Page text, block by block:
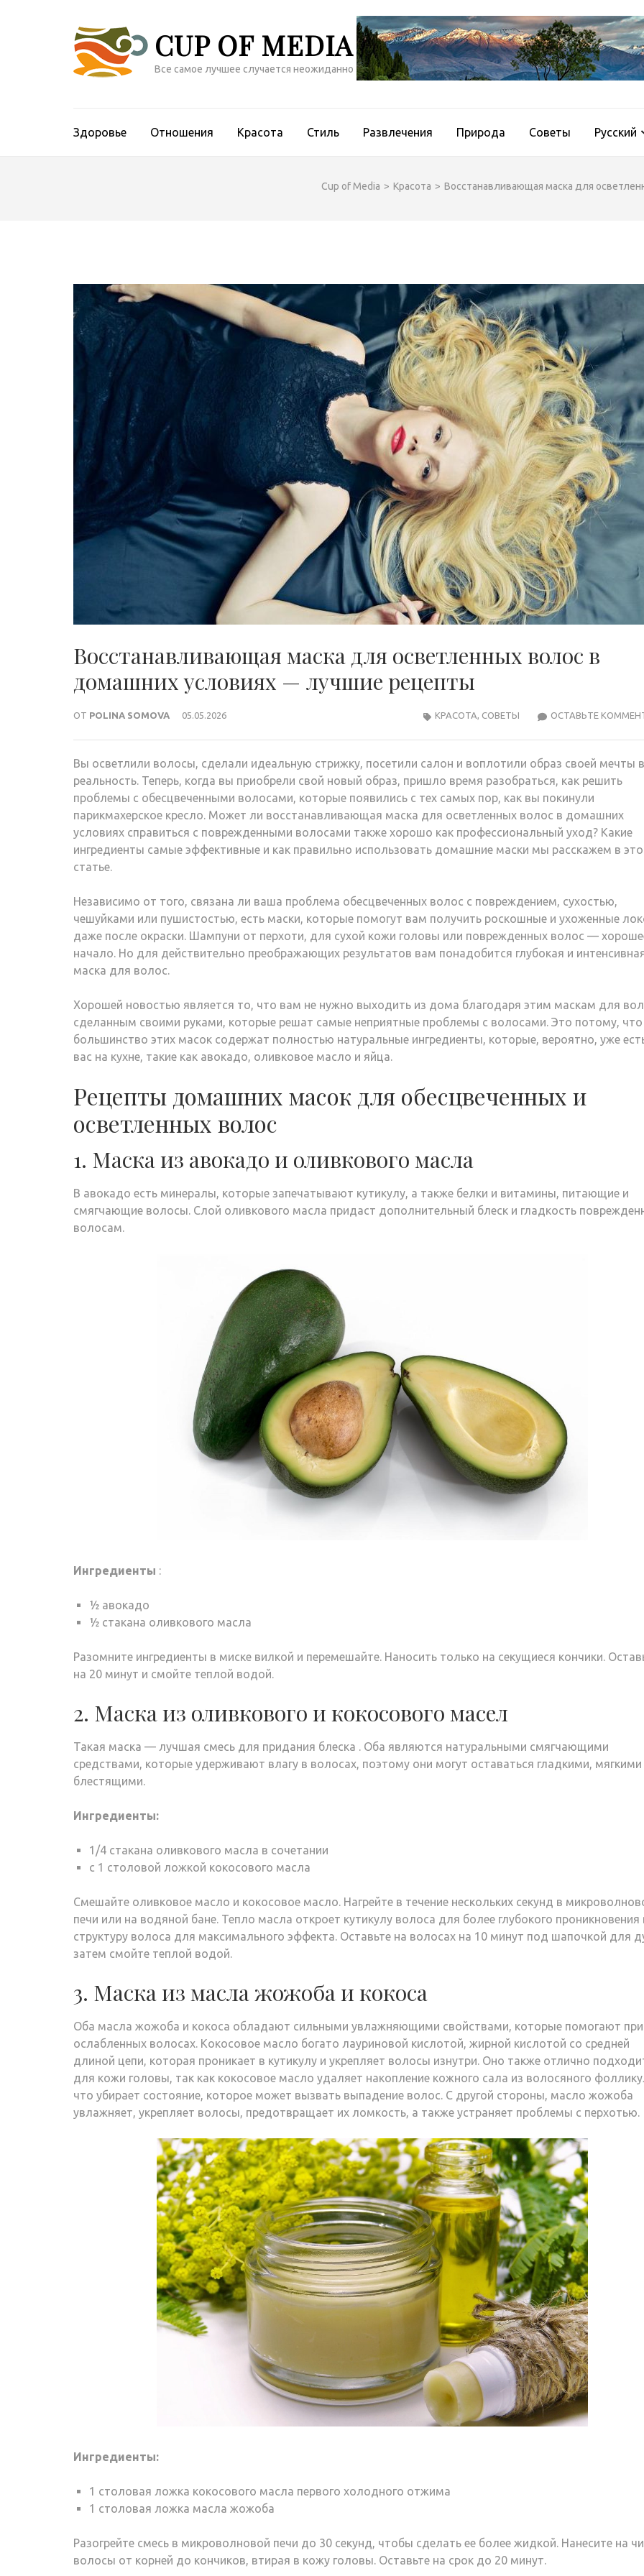
содержимому
CUP OF MEDIA
Все самое лучшее случается неожиданно
Здоровье Отношения Красота Стиль Развлечения Природа Советы Русский
Cup of Media > Красота > Восстанавливающая маска для
Восстанавливающая маска для осветленных волос в
домашних условиях — лучшие рецепты
ОТ POLINA SOMOVA 05.05.2026 ОСТАВЬТЕ
КРАСОТА СОВЕТЫ
Вы осветлили волосы, сделали идеальную стрижку, посетили салон и воплотили образ своей мечты в
реальность. Теперь, когда вы приобрели свой новый образ, пришло время разобраться, как решить
проблемы с обесцвеченными волосами, которые появились с тех самых пор, как вы покинули
парикмахерское кресло. Может ли восстанавливающая маска для осветленных волос в домашних
условиях справиться с поврежденными волосами также хорошо как профессиональный уход? Какие
ингредиенты самые эффективные и как правильно использовать домашние маски мы расскажем в
статье.
Независимо от того, связана ли ваша проблема обесцвеченных волос с повреждением, сухостью,
чешуйками или пушистостью, есть маски, которые помогут вам получить роскошные и ухоженные
даже после окраски. Шампуни от перхоти, для сухой кожи головы или поврежденных волос —
начало. Но для действительно преображающих результатов вам понадобится глубокая и
маска для волос.
Хорошей новостью является то, что вам не нужно выходить из дома благодаря этим маскам для
сделанным своими руками, которые решат самые неприятные проблемы с волосами. Это потому, что
большинство этих масок содержат полностью натуральные ингредиенты, которые, вероятно, уже
вас на кухне, такие как авокадо, оливковое масло и яйца.
Рецепты домашних масок для обесцвеченных и
осветленных волос
1. Маска из авокадо и оливкового масла
В авокадо есть минералы, которые запечатывают кутикулу, а также белки и витамины, питающие и
смягчающие волосы. Слой оливкового масла придаст дополнительный блеск и гладкость
волосам.
Ингредиенты :
½ авокадо
½ стакана оливкового масла
Разомните ингредиенты в миске вилкой и перемешайте. Наносить только на секущиеся кончики.
на 20 минут и смойте теплой водой.
2. Маска из оливкового и кокосового масел
Такая маска — лучшая смесь для придания блеска . Оба являются натуральными смягчающими
средствами, которые удерживают влагу в волосах, поэтому они могут оставаться гладкими, мягкими
блестящими.
Ингредиенты:
1/4 стакана оливкового масла в сочетании
с 1 столовой ложкой кокосового масла
Смешайте оливковое масло и кокосовое масло. Нагрейте в течение нескольких секунд в
печи или на водяной бане. Тепло масла откроет кутикулу волоса для более глубокого проникновения
структуру волоса для максимального эффекта. Оставьте на волосах на 10 минут под шапочкой для
затем смойте теплой водой.
3. Маска из масла жожоба и кокоса
Оба масла жожоба и кокоса обладают сильными увлажняющими свойствами, которые помогают при
ослабленных волосах. Кокосовое масло богато лауриновой кислотой, жирной кислотой со средней
длиной цепи, которая проникает в кутикулу и укрепляет волосы изнутри. Оно также отлично
для кожи головы, так как кокосовое масло удаляет накопление кожного сала из волосяного
что убирает состояние, которое может вызвать выпадение волос. С другой стороны, масло жожоба
увлажняет, укрепляет волосы, предотвращает их ломкость, а также устраняет проблемы с перхотью.
Ингредиенты:
1 столовая ложка кокосового масла первого холодного отжима
1 столовая ложка масла жожоба
Разогрейте смесь в микроволновой печи до 30 секунд, чтобы сделать ее более жидкой. Нанесите на
волосы от корней до кончиков, втирая в кожу головы. Оставьте на срок до 20 минут.